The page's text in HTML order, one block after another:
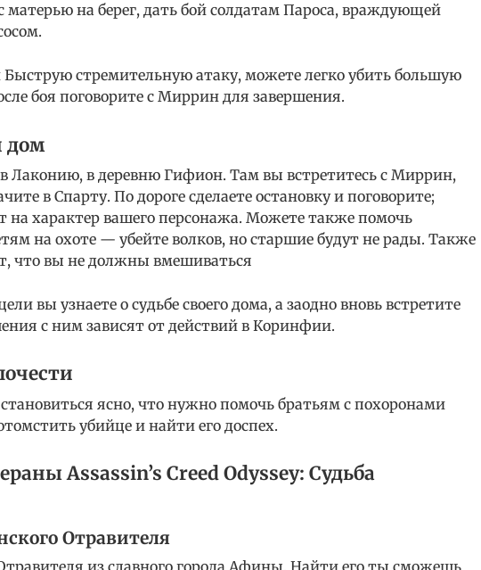
матерью на берег, дать бой солдатам Пароса, враждующей
Быструю стремительную атаку, можете легко убить большую
боя поговорите с Миррин для завершения.
дом
Лаконию, в деревню Гифион. Там вы встретитесь с Миррин,
в Спарту. По дороге сделаете остановку и поговорите;
на характер вашего персонажа. Можете также помочь
на охоте — убейте волков, но старшие будут не рады. Также
что вы не должны вмешиваться
вы узнаете о судьбе своего дома, а заодно вновь встретите
с ним зависят от действий в Коринфии.
ясно, что нужно помочь братьям с похоронами
убийце и найти его доспех.
Assassin’s Creed Odyssey: Судьба
Отравителя